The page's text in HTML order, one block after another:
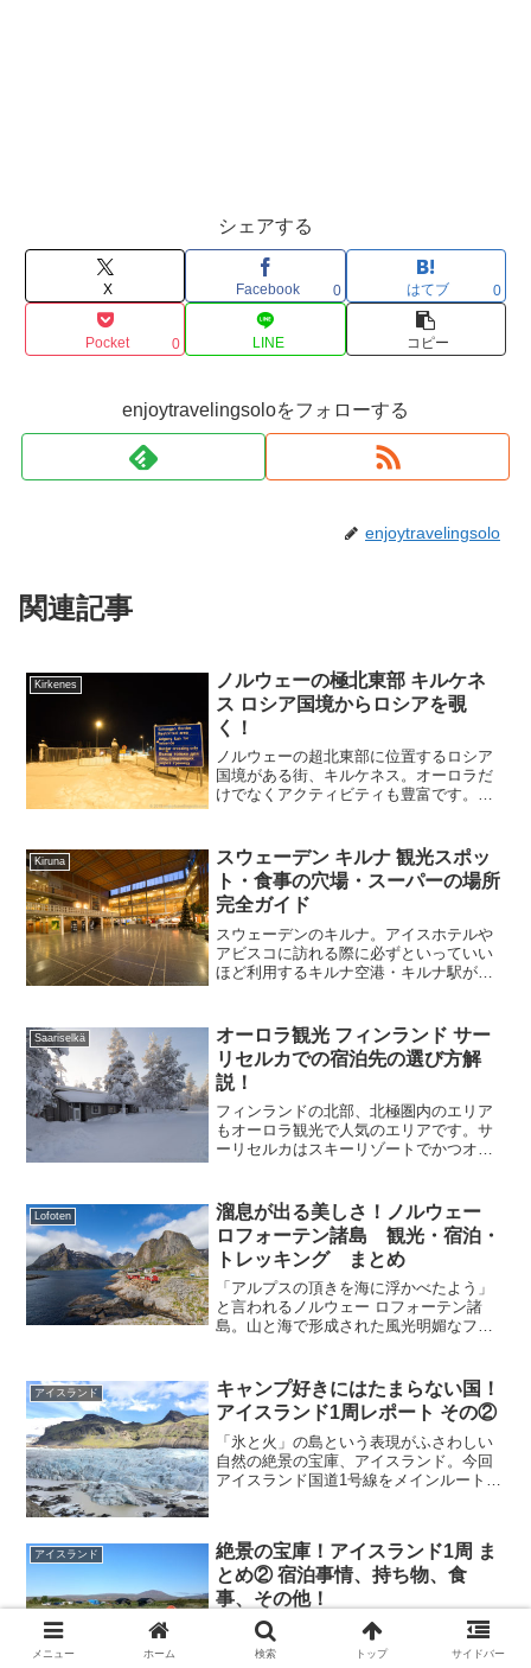
シェアする
X Facebook 0 はてブ 0
Pocket 0 LINE コピー
enjoytravelingsoloをフォローする
enjoytravelingsolo
関連記事
Kirkenes
ノルウェーの極北東部 キルケネ
ス ロシア国境からロシアを覗
く！
ノルウェーの超北東部に位置するロシア
国境がある街、キルケネス。オーロラだ
けでなくアクティビティも豊富です。そ
ってロシアを覗いてきましたので実際の
写真を交えてレポートします。
Kiruna
スウェーデン キルナ 観光スポッ
ト・食事の穴場・スーパーの場所
完全ガイド
スウェーデンのキルナ。アイスホテルや
アビスコに訪れる際に必ずといっていい
ほど利用するキルナ空港・キルナ駅があ
す。半日～1日余裕ができたけど、キルナ
観光どうしよう？そんな時の味方です！
Saariselkä
オーロラ観光 フィンランド サー
リセルカでの宿泊先の選び方解
説！
フィンランドの北部、北極圏内のエリア
もオーロラ観光で人気のエリアです。サ
ーリセルカはスキーリゾートでかつオー
して人気の場所です。今回はそんなサー
リセルカでの宿泊先の選び方を解説しま
す。
Lofoten
溜息が出る美しさ！ノルウェー
ロフォーテン諸島 観光・宿泊・
トレッキング まとめ
「アルプスの頂きを海に浮かべたよう」
と言われるノルウェー ロフォーテン諸
島。山と海で形成された風光明媚なフィ
しています。今回はロフォーテン諸島の
観光・宿泊・トレッキングのまとめを徹
底解説します。
アイスランド
キャンプ好きにはたまらない国！
アイスランド1周レポート その②
「氷と火」の島という表現がふさわしい
自然の絶景の宝庫、アイスランド。今回
アイスランド国道1号線をメインルートと
はアイスランド1周その２をレポートしま
す。
アイスランド
絶景の宝庫！アイスランド1周 ま
とめ② 宿泊事情、持ち物、食
事、その他！
「氷と火」の島という表現がふさわしい
自然の絶景の宝庫、アイスランド。今回
メニュー ホーム 検索 トップ サイドバー